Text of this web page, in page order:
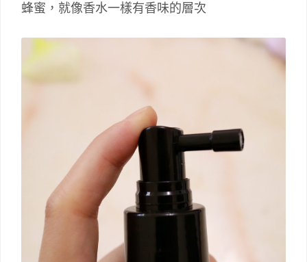
蜂蜜，就像香水一樣有香味的層次